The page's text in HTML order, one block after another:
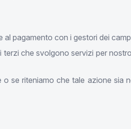
pagamento con i gestori dei
che svolgono servizi per
se riteniamo che tale azione sia